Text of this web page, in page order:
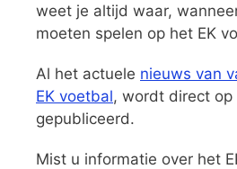
weet je altijd waar,
moeten spelen op het EK
Al het actuele nieuws van
EK voetbal, wordt direct
gepubliceerd.
Mist u informatie over het